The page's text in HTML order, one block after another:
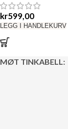
kr599,00
LEGG I HANDLEKURV
MØT TINKABELL: